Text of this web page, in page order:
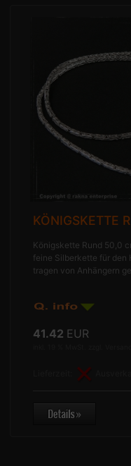
KÖNIGSKETTE
Königskette Rund 50,0
feine Silberkette für den
tragen von Anhängern
41.42 EUR